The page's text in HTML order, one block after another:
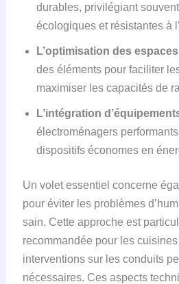
durables, privilégiant
écologiques et résistantes à
L’optimisation des
des éléments pour faciliter
maximiser les capacités de
L’intégration
électroménagers
dispositifs économes en
Un volet essentiel concerne
pour éviter les problèmes
sain. Cette approche est
recommandée pour les
interventions sur les conduits
nécessaires. Ces aspects